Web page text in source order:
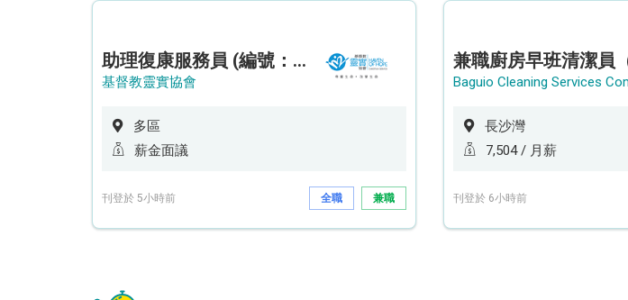
助理復康服務員 (編號：RSD/ARSW/CTE)
基督教靈實協會
多區
薪金面議
刊登於 5小時前 全職 兼職
長沙灣
7,504 / 月薪
刊登於 6小時前